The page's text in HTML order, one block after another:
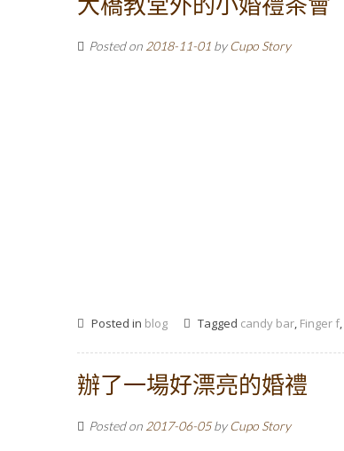
大橋教堂外的小婚禮茶會
Posted on 2018-11-01 by Cupo Story
Posted in blog Tagged candy bar, Finger f,
辦了一場好漂亮的婚禮
Posted on 2017-06-05by Cupo Story